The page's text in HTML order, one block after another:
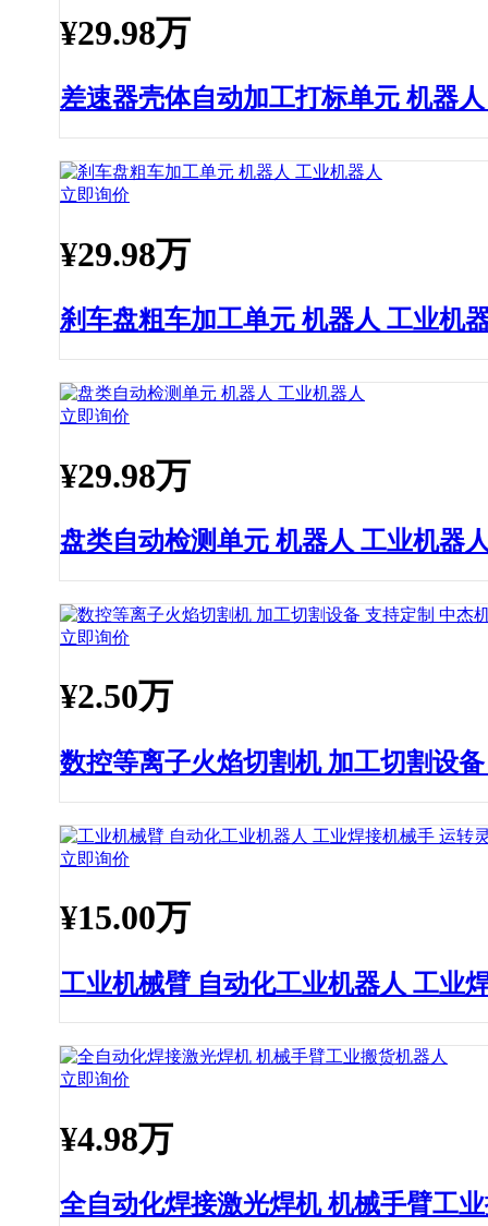
¥29.98万
差速器壳体自动加工打标单元 机器
立即询价
¥29.98万
刹车盘粗车加工单元 机器人 工业机
立即询价
¥29.98万
盘类自动检测单元 机器人 工业机器
立即询价
¥2.50万
数控等离子火焰切割机 加工切割设
立即询价
¥15.00万
工业机械臂 自动化工业机器人 工业
立即询价
¥4.98万
全自动化焊接激光焊机 机械手臂工